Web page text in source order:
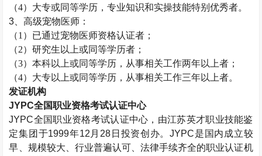
（4）大专或同等学历，专业知识和实操技能特别优秀者。
3、高级宠物医师：
（1）已通过宠物医师资格认证者；
（2）研究生以上或同等学历者；
（3）本科以上或同等学历，从事相关工作两年以上者；
（4）大专以上或同等学历，从事相关工作三年以上者。
发证机构
JYPC全国职业资格考试认证中心
JYPC全国职业资格考试认证中心，由江苏英才职业技能鉴
定集团于1999年12月28日投资创办。JYPC是国内成立较
早、规模较大、行业普遍认可、法律手续齐全的职业认证机